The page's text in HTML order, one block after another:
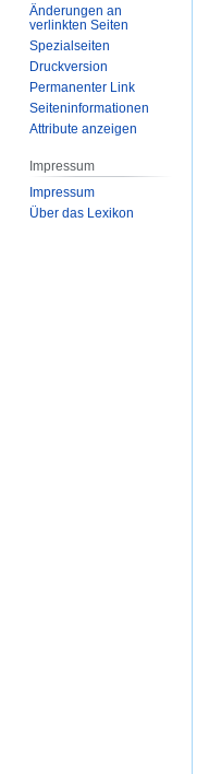
Änderungen an
verlinkten Seiten
Spezialseiten
Druckversion
Permanenter Link
Seiten­­informationen
Attribute anzeigen
Impressum
Impressum
Über das Lexikon